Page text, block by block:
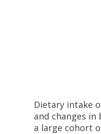
Dietary intake
and changes
a large cohort